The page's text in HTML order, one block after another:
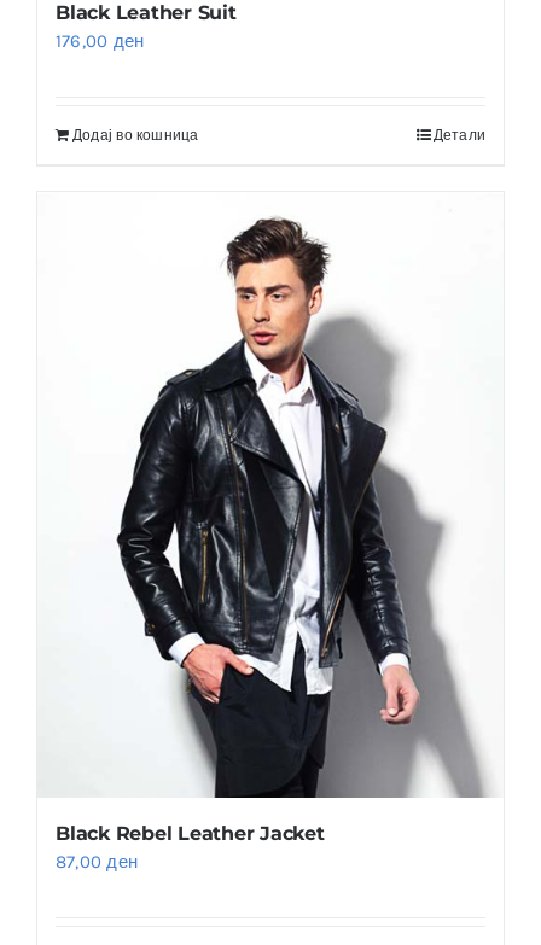
Black Leather Suit
176,00 ден
Додај во кошница Детали
Black Rebel Leather Jacket
87,00ден